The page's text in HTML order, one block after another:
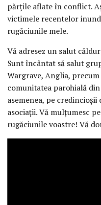
părțile aflate în conflict.
victimele recentelor
rugăciunile mele.
Vă adresez un salut
Sunt încântat să salut
Wargrave, Anglia,
comunitatea parohială
asemenea, pe
asociații. Vă mulțumesc
rugăciunile voastre! Vă